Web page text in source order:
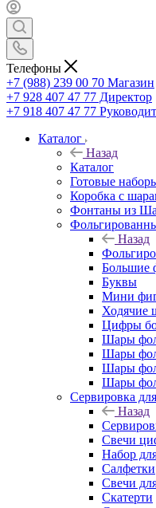
Телефоны
+7 (988) 239 00 70 Магазин
+7 928 407 47 77 Директор
+7 918 407 47 77
Каталог
Назад
Каталог
Готовые
Коробка с
Фонтаны из
Назад
Большие
Буквы
Мини
Ходячие
Цифры
Шары
Шары
Шары
Шары
Сервировка
Назад
Свечи
Набор
Салфетки
Свечи
Скатерти